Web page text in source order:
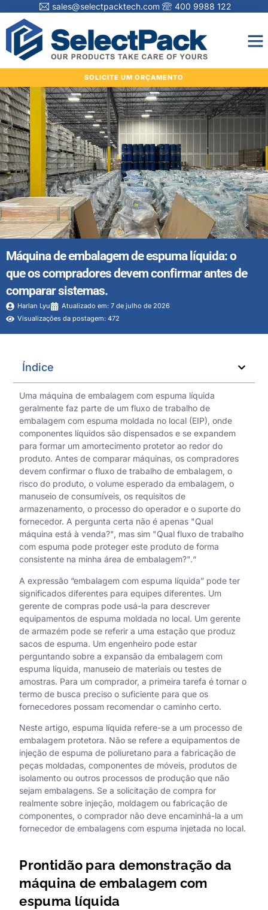
sales@selectpacktech.com 400 9988 122
SOLICITE UM ORÇAMENTO
Máquina de embalagem de espuma líquida: o
que os compradores devem confirmar antes de
comparar sistemas.
Harlan Lyu
Atualizado em: 7 de julho de 2026
Visualizações da postagem: 472
Índice
Uma máquina de embalagem com espuma líquida
geralmente faz parte de um fluxo de trabalho de
embalagem com espuma moldada no local (EIP), onde
componentes líquidos são dispensados e se expandem
para formar um amortecimento protetor ao redor do
produto. Antes de comparar máquinas, os compradores
devem confirmar o fluxo de trabalho de embalagem, o
risco do produto, o volume esperado da embalagem, o
manuseio de consumíveis, os requisitos de
armazenamento, o processo do operador e o suporte do
fornecedor. A pergunta certa não é apenas "Qual
máquina está à venda?", mas sim "Qual fluxo de trabalho
com espuma pode proteger este produto de forma
consistente na minha área de embalagem?".“
A expressão “embalagem com espuma líquida” pode ter
significados diferentes para equipes diferentes. Um
gerente de compras pode usá-la para descrever
equipamentos de espuma moldada no local. Um gerente
de armazém pode se referir a uma estação que produz
sacos de espuma. Um engenheiro pode estar
perguntando sobre a expansão da embalagem com
espuma líquida, manuseio de materiais ou testes de
amostras. Para um comprador, a primeira tarefa é tornar o
termo de busca preciso o suficiente para que os
fornecedores possam recomendar o caminho certo.
Neste artigo, espuma líquida refere-se a um processo de
embalagem protetora. Não se refere a equipamentos de
injeção de espuma de poliuretano para a fabricação de
peças moldadas, componentes de móveis, produtos de
isolamento ou outros processos de produção que não
sejam embalagens. Se a solicitação de compra for
realmente sobre injeção, moldagem ou fabricação de
componentes, o comprador não deve encaminhá-la a um
fornecedor de embalagens com espuma injetada no local.
Prontidão para demonstração da
máquina de embalagem com
espuma líquida